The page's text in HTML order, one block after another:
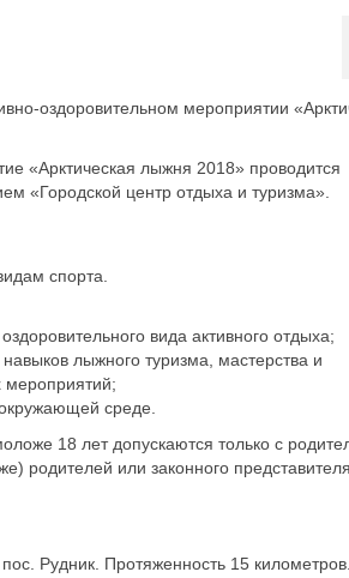
оздоровительном мероприятии
«Арктическая лыжня 2018» проводится
«Городской центр отдыха и туризма».
спорта.
вида активного отдыха;
лыжного туризма, мастерства и
мероприятий;
среде.
18 лет допускаются только с
родителей или законного представителя
Рудник. Протяженность 15 километров.